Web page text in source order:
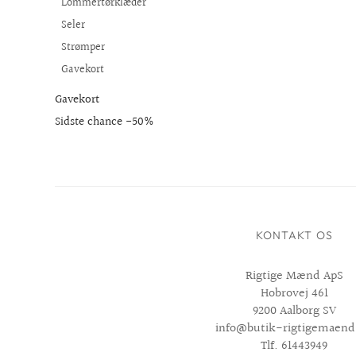
Seler
Strømper
Gavekort
Gavekort
Sidste chance -50%
KONTAKT OS
Rigtige Mænd ApS
Hobrovej 461
9200 Aalborg SV
info@butik-
Tlf. 61443949